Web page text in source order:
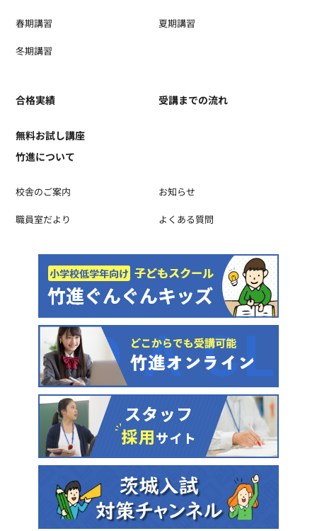
春期講習 夏期講習
冬期講習
合格実績 受講までの流れ
無料お試し講座
竹進について
校舎のご案内 お知らせ
職員室だより よくある質問